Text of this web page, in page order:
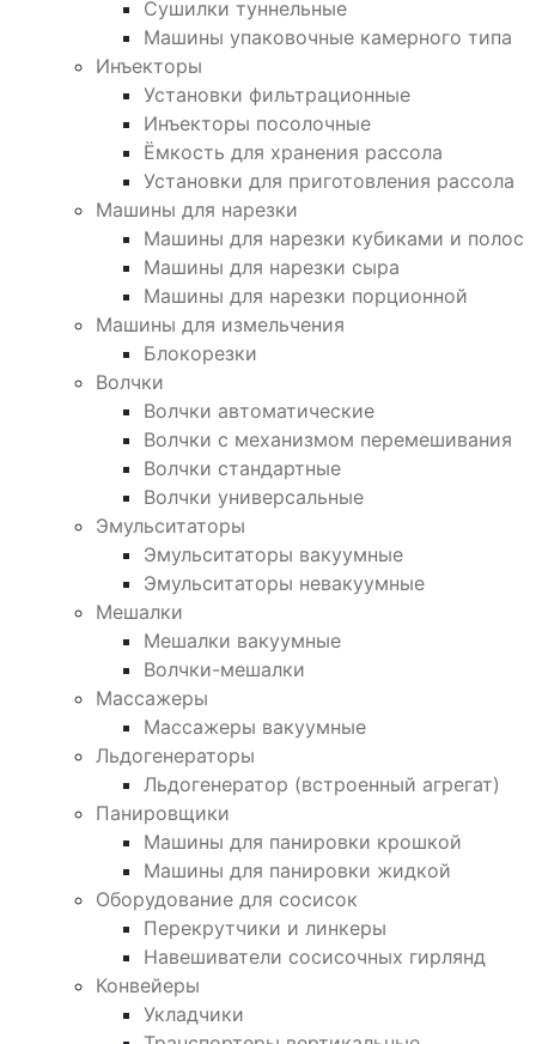
Сушилки туннельные
Машины упаковочные камерного типа
Инъекторы
Установки фильтрационные
Инъекторы посолочные
Ёмкость для хранения рассола
Установки для приготовления рассола
Машины для нарезки
Машины для нарезки кубиками и полос
Машины для нарезки сыра
Машины для нарезки порционной
Машины для измельчения
Блокорезки
Волчки
Волчки автоматические
Волчки с механизмом перемешивания
Волчки стандартные
Волчки универсальные
Эмульситаторы
Эмульситаторы вакуумные
Эмульситаторы невакуумные
Мешалки
Мешалки вакуумные
Волчки-мешалки
Массажеры
Массажеры вакуумные
Льдогенераторы
Льдогенератор (встроенный агрегат)
Панировщики
Машины для панировки крошкой
Машины для панировки жидкой
Оборудование для сосисок
Перекрутчики и линкеры
Навешиватели сосисочных гирлянд
Конвейеры
Укладчики